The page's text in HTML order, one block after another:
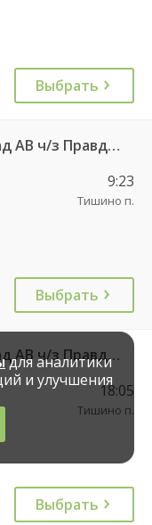
Выбрать
527А Озерск КДП — Калининград АВ ч/з Правдинск КДП
9:23
Тишино п.
Выбрать
525А Озерск КДП — Калининград АВ ч/з Правдинск КДП
18:05
Тишино п.
Выбрать
для аналитики
и улучшения